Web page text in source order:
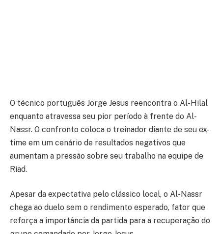
O técnico português Jorge Jesus reencontra o Al-Hilal
enquanto atravessa seu pior período à frente do Al-
Nassr. O confronto coloca o treinador diante de seu ex-
time em um cenário de resultados negativos que
aumentam a pressão sobre seu trabalho na equipe de
Riad.
Apesar da expectativa pelo clássico local, o Al-Nassr
chega ao duelo sem o rendimento esperado, fator que
reforça a importância da partida para a recuperação do